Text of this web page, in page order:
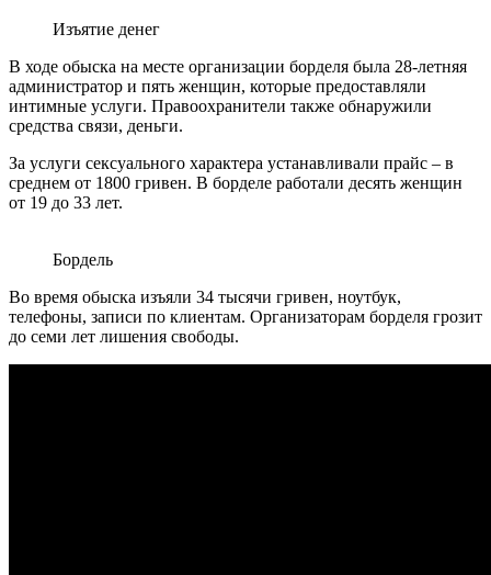
Изъятие денег
В ходе обыска на месте организации борделя была 28-летняя
администратор и пять женщин, которые предоставляли
интимные услуги. Правоохранители также обнаружили
средства связи, деньги.
За услуги сексуального характера устанавливали прайс – в
среднем от 1800 гривен. В борделе работали десять женщин
от 19 до 33 лет.
Бордель
Во время обыска изъяли 34 тысячи гривен, ноутбук,
телефоны, записи по клиентам. Организаторам борделя грозит
до семи лет лишения свободы.